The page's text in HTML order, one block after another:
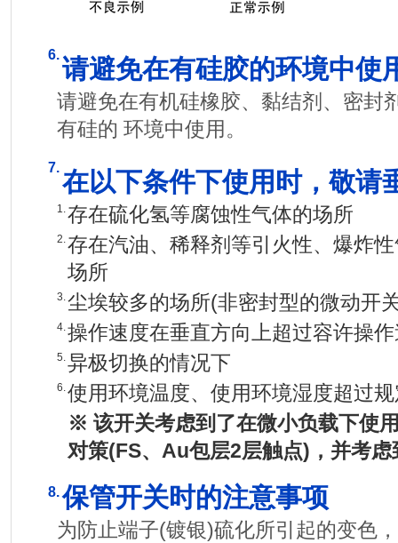
6.请避免在有硅胶的环境中使
请避免在有机硅橡胶、黏结剂、密封
有硅的 环境中使用。
7.在以下条件下使用时，敬请
1.存在硫化氢等腐蚀性气体的场所
2.存在汽油、稀释剂等引火性、爆炸
场所
3.尘埃较多的场所(非密封型的微动开
4.操作速度在垂直方向上超过容许操
5.异极切换的情况下
6.使用环境温度、使用环境湿度超过
※ 该开关考虑到了在微小负载下使
对策(FS、Au包层2层触点)，并考
8.保管开关时的注意事项
为防止端子(镀银)硫化所引起的变色